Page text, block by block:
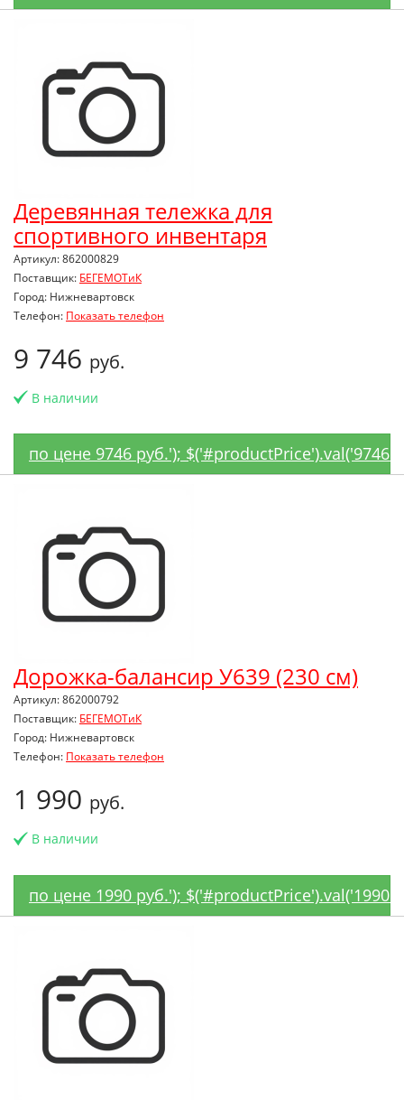
Деревянная тележка для
спортивного инвентаря
Артикул: 862000829
Поставщик: БЕГЕМОТиК
Город: Нижневартовск
Телефон: Показать телефон
9 746 руб.
В наличии
по цене 9746 руб.');
Дорожка-балансир У639 (230 см)
Артикул: 862000792
Поставщик: БЕГЕМОТиК
Город: Нижневартовск
Телефон: Показать телефон
1 990 руб.
В наличии
по цене 1990 руб.');